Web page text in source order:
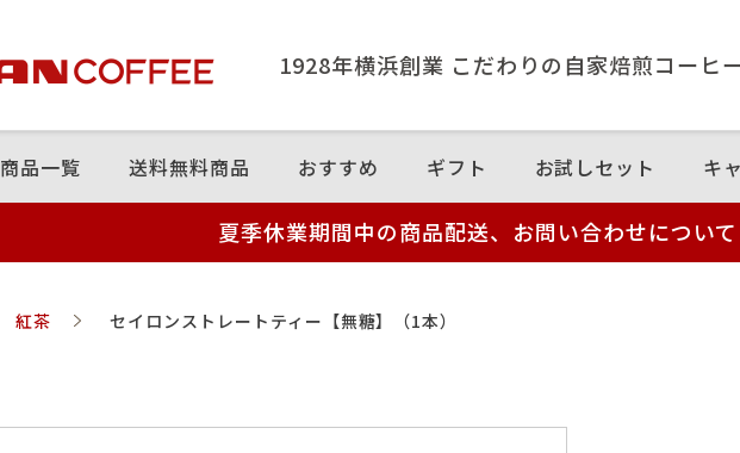
1928年横浜創業 こだわりの⾃家焙煎コーヒ
商品⼀覧 送料無料商品 おすすめ ギフト お試しセット キ
夏季休業期間中の商品配送、お問い合わせについて
紅茶 セイロンストレートティー【無糖】（1本）